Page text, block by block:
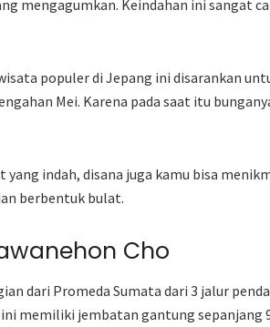
mengagumkan. Keindahan ini sangat
populer di Jepang ini disarankan
Mei. Karena pada saat itu
indah, disana juga kamu bisa
berbentuk bulat.
Cho
dari Promeda Sumata dari 3 jalur
memiliki jembatan gantung sepanjang